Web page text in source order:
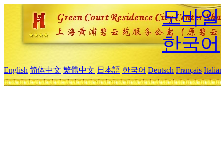
모바
한국어
English 简体中文 繁體中文 日本語 한국어 Deutsch Français